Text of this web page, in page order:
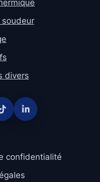
divers
confidentialité